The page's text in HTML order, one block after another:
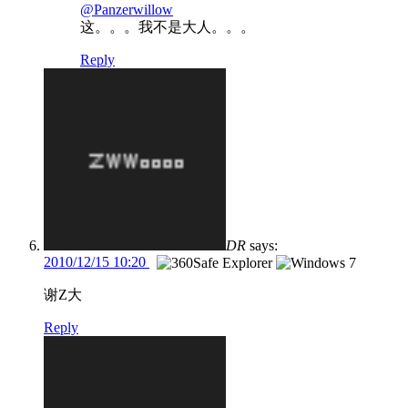
@Panzerwillow
这。。。我不是大人。。。
Reply
DR says:
2010/12/15 10:20
谢Z大
Reply